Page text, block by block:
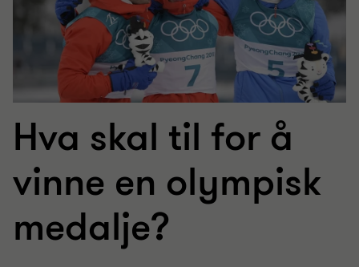
Hva skal til for å
vinne en olympisk
medalje?